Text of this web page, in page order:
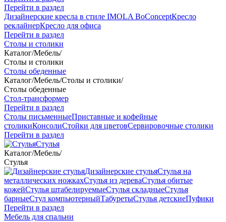
Перейти в раздел
Дизайнерские кресла в стиле IMOLA BoConceptКресло
реклайнерКресло для офиса
Перейти в раздел
Столы и столики
Каталог/Мебель/
Столы и столики
Столы обеденные
Каталог/Мебель/Столы и столики/
Столы обеденные
Стол-трансформер
Перейти в раздел
Столы письменныеПриставные и кофейные
столикиКонсолиСтойки для цветовСервировочные столики
Перейти в раздел
Стулья
Каталог/Мебель/
Стулья
Дизайнерские стульяСтулья на
металлических ножкахСтулья из дереваСтулья обитые
кожейСтулья штабелируемыеСтулья складныеСтулья
барныеСтул компьютерныйТабуретыСтулья детскиеПуфики
Перейти в раздел
Мебель для спальни